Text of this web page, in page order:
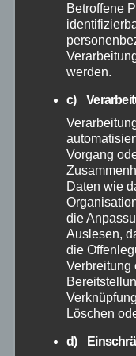
Juli 2026
Juni 2026
Mai 2026
April 2026
März 2026
Februar 2026
Januar 2026
Dezember 2025
Betroffene
werden.
c)
Vorgang
Daten wie
die
Auslesen,
die
Verbreitung
Löschen
d)